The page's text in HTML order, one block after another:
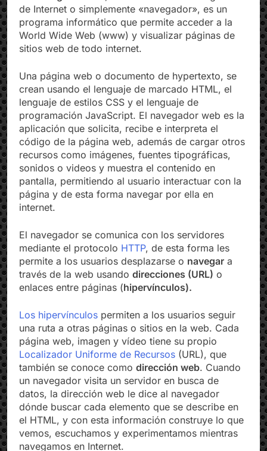
Unnavegador web, también llamado navegador
de Internet o simplemente «navegador», es un
programa informático que permite acceder a la
World Wide Web (www) y visualizar páginas de
Una página web o documento de hypertexto, se
crean usando el lenguaje de marcado HTML, el
lenguaje de estilos CSS y el lenguaje de
programación JavaScript. El navegador web es la
aplicación que solicita, recibe e interpreta el
código de la página web, además de cargar otros
recursos como imágenes, fuentes tipográficas,
sonidos o videos y muestra el contenido en
pantalla, permitiendo al usuario interactuar con la
página y de esta forma navegar por ella en
El navegador se comunica con los servidores
mediante el protocolo HTTP, de esta forma les
permite a los usuarios desplazarse o navegar
través de la web usandodirecciones (URL)
Los hipervínculospermiten a los usuarios seguir
una ruta a otras páginas o sitios en la web. Cada
página web, imagen y vídeo tiene su propio
Localizador Uniforme de Recursos(URL), que
también se conoce comodirección web. Cuando
un navegador visita un servidor en busca de
datos, la dirección web le dice al navegador
dónde buscar cada elemento que se describe en
el HTML, y con esta información construye lo que
vemos, escuchamos y experimentamos mientras